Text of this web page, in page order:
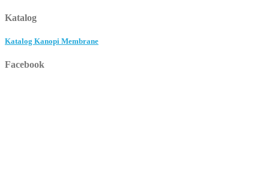
Katalog
Katalog Kanopi Membrane
Facebook